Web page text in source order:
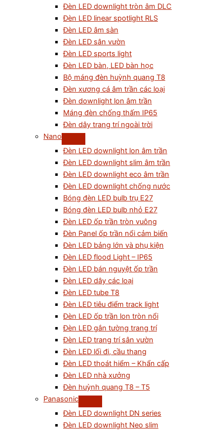
Đèn LED downlight tròn âm DLC
Đèn LED linear spotlight RLS
Đèn LED âm sàn
Đèn LED sân vườn
Đèn LED sports light
Đèn LED bàn, LED bàn học
Bộ máng đèn huỳnh quang T8
Đèn xương cá âm trần các loại
Đèn downlight lon âm trần
Máng đèn chống thấm IP65
Đèn dây trang trí ngoài trời
Nano
Đèn LED downlight lon âm trần
Đèn LED downlight slim âm trần
Đèn LED downlight eco âm trần
Đèn LED downlight chống nước
Bóng đèn LED bulb trụ E27
Bóng đèn LED bulb nhỏ E27
Đèn LED ốp trần tròn vuông
Đèn Panel ốp trần nổi cảm biến
Đèn LED bảng lớn và phụ kiện
Đèn LED flood Light – IP65
Đèn LED bán nguyệt ốp trần
Đèn LED dây các loại
Đèn LED tube T8
Đèn LED tiêu điểm track light
Đèn LED ốp trần lon tròn nổi
Đèn LED gắn tường trang trí
Đèn LED trang trí sân vườn
Đèn LED lối đi, cầu thang
Đèn LED thoát hiểm – Khẩn cấp
Đèn LED nhà xưởng
Đèn huỳnh quang T8 – T5
Panasonic
Đèn LED downlight DN series
Đèn LED downlight Neo slim